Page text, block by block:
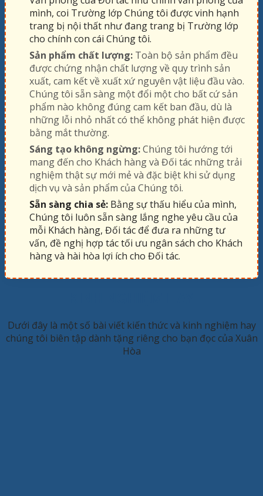
mình, coi Trường lớp Chúng tôi được vinh hạnh
trang bị nội thất như đang trang bị Trường lớp
cho chính con cái Chúng tôi.
Sản phẩm chất lượng: Toàn bộ sản phẩm đều
được chứng nhận chất lượng về quy trình sản
xuất, cam kết về xuất xứ nguyên vật liệu đầu vào.
Chúng tôi sẵn sàng một đổi một cho bất cứ sản
phẩm nào không đúng cam kết ban đầu, dù là
những lỗi nhỏ nhất có thể không phát hiện được
bằng mắt thường.
Sáng tạo không ngừng:Chúng tôi hướng tới
mang đến cho Khách hàng và Đối tác những trải
nghiệm thật sự mới mẻ và đặc biệt khi sử dụng
dịch vụ và sản phẩm của Chúng tôi.
Sẵn sàng chia sẻ: Bằng sự thấu hiểu của mình,
Chúng tôi luôn sẵn sàng lắng nghe yêu cầu của
mỗi Khách hàng, Đối tác để đưa ra những tư
vấn, đề nghị hợp tác tối ưu ngân sách cho Khách
hàng và hài hòa lợi ích cho Đối tác.
Dưới đây là một số bài viết kiến thức và kinh nghiệm hay
chúng tôi biên tập dành tặng riêng cho bạn đọc của Xuân
Hòa